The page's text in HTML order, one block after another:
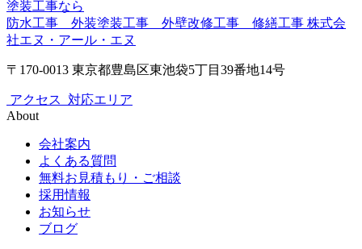
防水工事 外装塗装工事 外壁改修工事 修繕工事 株式会
社エヌ・アール・エヌ
〒170-0013 東京都豊島区東池袋5丁目39番地14号
アクセス 対応エリア
About
会社案内
よくある質問
無料お見積もり・ご相談
採用情報
お知らせ
ブログ